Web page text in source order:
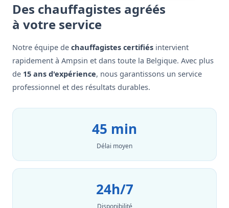
Des chauffagistes agréés
à votre service
Notre équipe de chauffagistes certifiés intervient
rapidement à Ampsin et dans toute la Belgique. Avec plus
de 15 ans d'expérience, nous garantissons un service
professionnel et des résultats durables.
45 min
Délai moyen
24h/7
Disponibilité